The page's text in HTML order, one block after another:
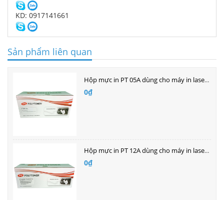
KD: 0917141661
Sản phẩm liên quan
Hộp mực in PT 05A dùng cho máy in laser Hp
0₫
Hộp mực in PT 12A dùng cho máy in laser HP
0₫